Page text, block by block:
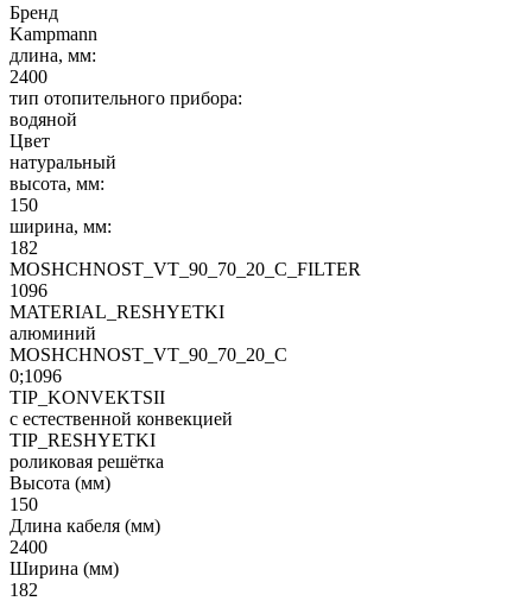
Бренд
Kampmann
длина, мм:
2400
тип отопительного прибора:
водяной
Цвет
натуральный
высота, мм:
150
ширина, мм:
182
MOSHCHNOST_VT_90_70_20_C_FILTER
1096
MATERIAL_RESHYETKI
алюминий
MOSHCHNOST_VT_90_70_20_C
0;1096
TIP_KONVEKTSII
с естественной конвекцией
TIP_RESHYETKI
роликовая решётка
Высота (мм)
150
Длина кабеля (мм)
2400
Ширина (мм)
182